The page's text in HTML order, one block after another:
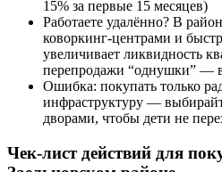
15% за первые 15 месяцев)
Работаете удалённо? В
коворкинг-центрами и
увеличивает ликвидность
перепродажи “однушки” —
Ошибка: покупать только
инфраструктуру —
дворами, чтобы дети не
Чек-лист действий для